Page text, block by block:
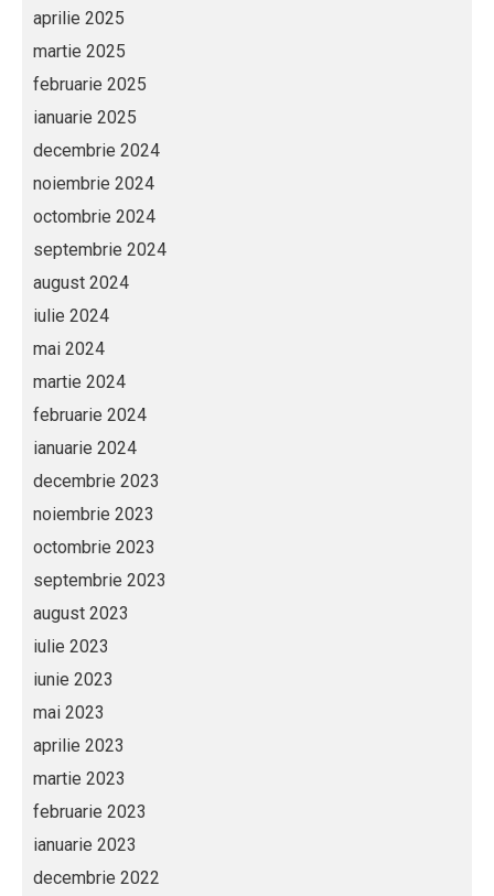
aprilie 2025
martie 2025
februarie 2025
ianuarie 2025
decembrie 2024
noiembrie 2024
octombrie 2024
septembrie 2024
august 2024
iulie 2024
mai 2024
martie 2024
februarie 2024
ianuarie 2024
decembrie 2023
noiembrie 2023
octombrie 2023
septembrie 2023
august 2023
iulie 2023
iunie 2023
mai 2023
aprilie 2023
martie 2023
februarie 2023
ianuarie 2023
decembrie 2022